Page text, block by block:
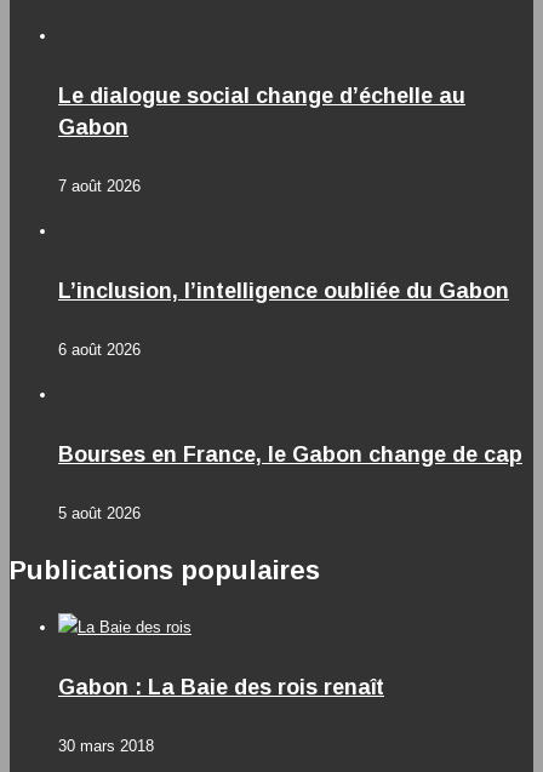
Le dialogue social change d’échelle au
Gabon
7 août 2026
L’inclusion, l’intelligence oubliée du Gabon
6 août 2026
Bourses en France, le Gabon change de cap
5 août 2026
Publications populaires
Gabon : La Baie des rois renaît
30 mars 2018